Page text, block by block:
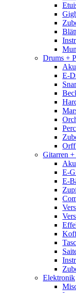
Drums +
E-
Orff
Gitarren +
E-
E-
Elektronik